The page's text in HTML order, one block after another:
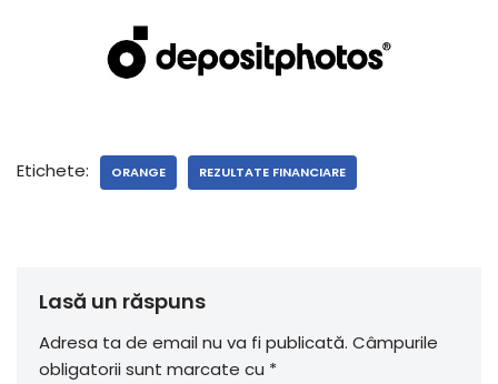
Etichete: ORANGE REZULTATE FINANCIARE
Lasă un răspuns
Adresa ta de email nu va fi publicată. Câmpurile
obligatorii sunt marcate cu *